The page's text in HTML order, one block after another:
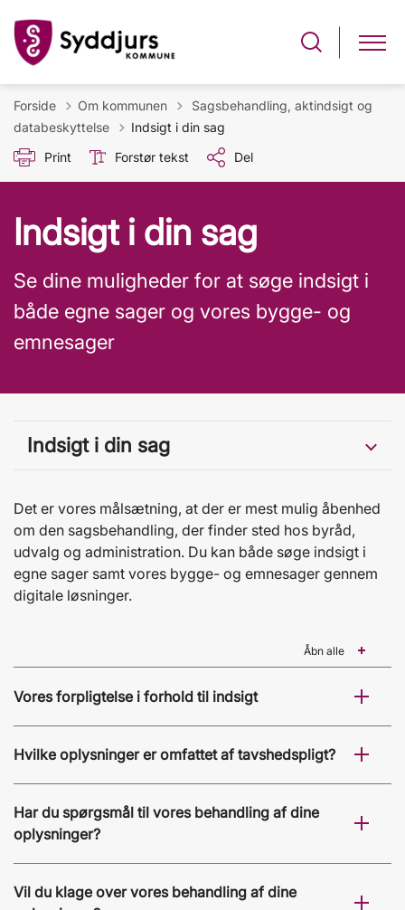
Forside Om kommunen Tilbage til
Sagsbehandling, aktindsigt og
databeskyttelse
Indsigt i din sag
Print
Forstør tekst Del
Indsigt i din sag
Se dine muligheder for at søge indsigt i
både egne sager og vores bygge- og
emnesager
Indsigt i din sag
Det er vores målsætning, at der er mest mulig åbenhed
om den sagsbehandling, der finder sted hos byråd,
udvalg og administration. Du kan både søge indsigt i
egne sager samt vores bygge- og emnesager gennem
digitale løsninger.
Åbn alle
Vores forpligtelse i forhold til indsigt
Hvilke oplysninger er omfattet af tavshedspligt?
Har du spørgsmål til vores behandling af dine
oplysninger?
Vil du klage over vores behandling af dine